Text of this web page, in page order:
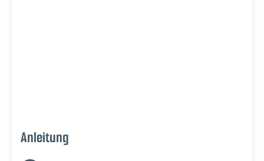
Anleitung